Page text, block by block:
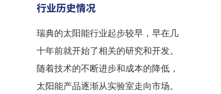
行业历史情况
瑞典的太阳能行业起步较早，早在几
十年前就开始了相关的研究和开发。
随着技术的不断进步和成本的降低，
太阳能产品逐渐从实验室走向市场。